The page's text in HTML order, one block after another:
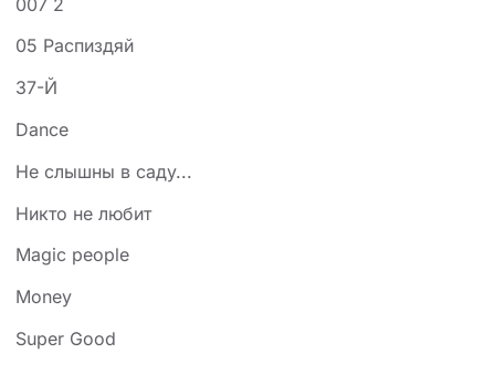
навязчивая, почти заклинательная реприза «Я её б,
(«чужого не беру») и последующим действием,
которое это правило нарушает. Контекст прост: это
инстинктивности, сдобренное фирменной для
«Ленинграда» циничной улыбкой.
05 Распиздяй
37-Й
Dance
Hе слышны в садy...
Hикто не любит
Magic people
Money
Super Good